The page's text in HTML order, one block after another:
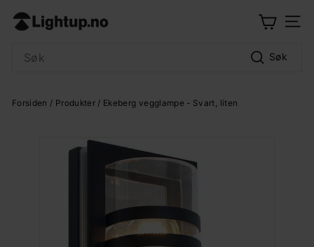
L
t
Søk
Forsiden / Produkter / Ekeberg vegglampe - Svart, liten